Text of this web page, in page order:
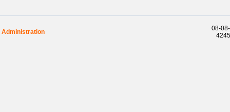
Administration
08-